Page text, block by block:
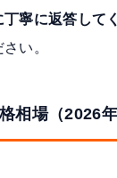
寧に返答して
い。
相場（2026年